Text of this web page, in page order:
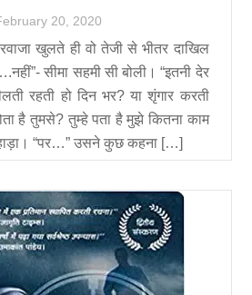
20 2020
खुलते ही वो तेजी से भीतर दाखिल
सीमा सहमी सी बोली। “इतनी देर
रहती हो दिन भर? या शृंगार करती
है तुमसे? तुम्हे पता है मुझे कितना काम
“पर…” उसने कुछ कहना […]